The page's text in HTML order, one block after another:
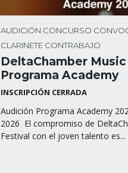
AUDICIÓN CONCURSO
CLARINETE CONTRABAJO
DeltaChamber
Programa Academy
INSCRIPCIÓN CERRADA
Audición Programa Academy
2026 El compromiso de
Festival con el joven talento es...